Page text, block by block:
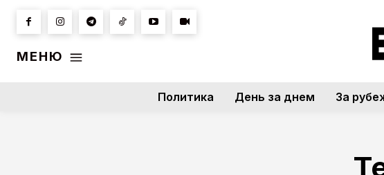
МЕНЮ
Политика День за днем За